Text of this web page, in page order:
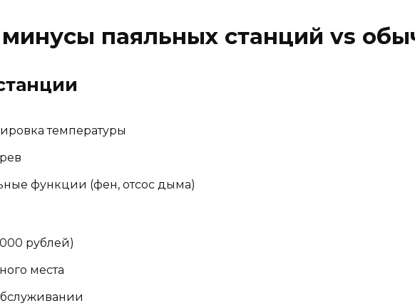
паяльных станций vs
температуры
функции (фен, отсос дыма)
рублей)
места